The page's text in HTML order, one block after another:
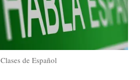
Clases de Español